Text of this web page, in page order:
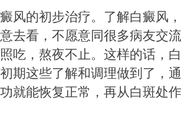
的初步治疗。了解白癜风，
去看，不愿意同很多病友交
吃，熬夜不止。这样的话，
期这些了解和调理做到了，
就能恢复正常，再从白斑处